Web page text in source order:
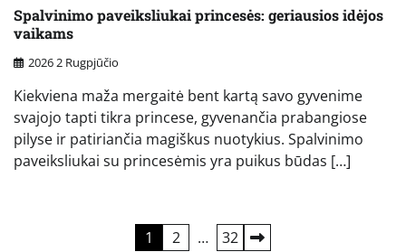
Spalvinimo paveiksliukai princesės: geriausios idėjos
vaikams
2026 2 Rugpjūčio
Kiekviena maža mergaitė bent kartą savo gyvenime
svajojo tapti tikra princese, gyvenančia prabangiose
pilyse ir patiriančia magiškus nuotykius. Spalvinimo
paveiksliukai su princesėmis yra puikus būdas […]
1 2 … 32